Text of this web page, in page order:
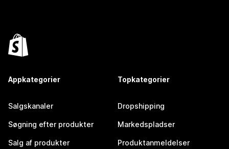
Appkategorier
Salgskanaler
Søgning efter produkter
Salg af produkter
Topkategorier
Dropshipping
Markedspladser
Produktanmeldelser